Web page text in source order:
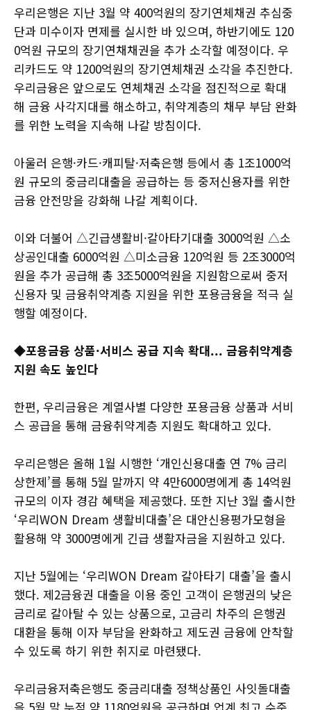
우리은행은 지난 3월 약 400억원의 장기연체채권 추심중
단과 미수이자 면제를 실시한 바 있으며, 하반기에도 120
0억원 규모의 장기연채채권을 추가 소각할 예정이다. 우
리카드도 약 1200억원의 장기연체채권 소각을 추진한다.
우리금융은 앞으로도 연체채권 소각을 점진적으로 확대
해 금융 사각지대를 해소하고, 취약계층의 채무 부담 완화
를 위한 노력을 지속해 나갈 방침이다.
아울러 은행·카드·캐피탈·저축은행 등에서 총 1조1000억
원 규모의 중금리대출을 공급하는 등 중저신용자를 위한
금융 안전망을 강화해 나갈 계획이다.
이와 더불어 △긴급생활비·갈아타기대출 3000억원 △소
상공인대출 6000억원 △미소금융 120억원 등 2조3000억
원을 추가 공급해 총 3조5000억원을 지원함으로써 중저
신용자 및 금융취약계층 지원을 위한 포용금융을 적극 실
행할 예정이다.
◆포용금융 상품·서비스 공급 지속 확대... 금융취약계층
지원 속도 높인다
한편, 우리금융은 계열사별 다양한 포용금융 상품과 서비
스 공급을 통해 금융취약계층 지원도 확대하고 있다.
우리은행은 올해 1월 시행한 ‘개인신용대출 연 7% 금리
상한제’를 통해 5월 말까지 약 4만6000명에게 총 14억원
규모의 이자 경감 혜택을 제공했다. 또한 지난 3월 출시한
‘우리WON Dream 생활비대출’은 대안신용평가모형을
활용해 약 3000명에게 긴급 생활자금을 지원하고 있다.
지난 5월에는 ‘우리WON Dream 갈아타기 대출’을 출시
했다. 제2금융권 대출을 이용 중인 고객이 은행권의 낮은
금리로 갈아탈 수 있는 상품으로, 고금리 차주의 은행권
대환을 통해 이자 부담을 완화하고 제도권 금융에 안착할
수 있도록 하기 위한 취지로 마련됐다.
우리금융저축은행도 중금리대출 정책상품인 사잇돌대출